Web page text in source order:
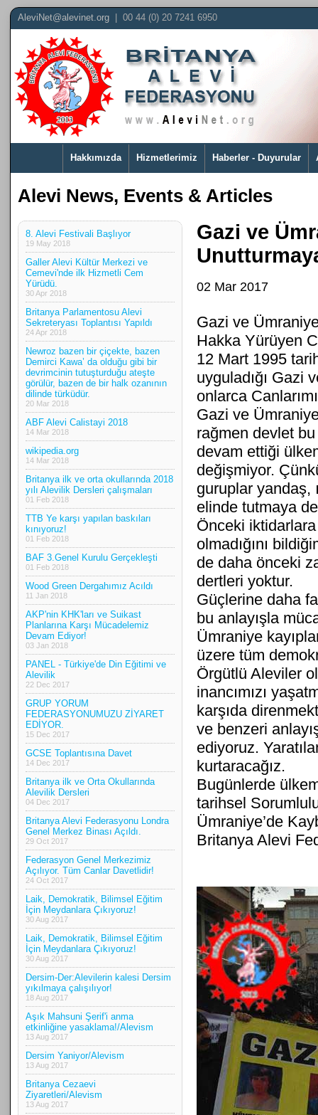
AleviNet@alevinet.org | 00 44 (0) 20 7241 6950
Hakkımızda Hizmetlerimiz Haberler - Duyurular
Alevi News, Events & Articles
8. Alevi Festivali Başlıyor
19 May 2018
Galler Alevi Kültür Merkezi ve
Cemevi'nde ilk Hizmetli Cem
Yürüdü.
30 Apr 2018
Britanya Parlamentosu Alevi
Sekreteryası Toplantısı Yapıldı
24 Apr 2018
Newroz bazen bir çiçekte, bazen
Demirci Kawa’ da olduğu gibi bir
devrimcinin tutuşturduğu ateşte
görülür, bazen de bir halk ozanının
dilinde türküdür.
20 Mar 2018
ABF Alevi Calistayi 2018
14 Mar 2018
wikipedia.org
14 Mar 2018
Britanya ilk ve orta okullarında 2018
yılı Alevilik Dersleri çalışmaları
01 Feb 2018
TTB Ye karşı yapılan baskıları
kınıyoruz!
01 Feb 2018
BAF 3.Genel Kurulu Gerçekleşti
01 Feb 2018
Wood Green Dergahımız Acıldı
11 Jan 2018
AKP'nin KHK'ları ve Suikast
Planlarına Karşı Mücadelemiz
Devam Ediyor!
03 Jan 2018
PANEL - Türkiye'de Din Eğitimi ve
Alevilik
22 Dec 2017
GRUP YORUM
FEDERASYONUMUZU ZİYARET
EDİYOR.
15 Dec 2017
GCSE Toplantısına Davet
14 Dec 2017
Britanya ilk ve Orta Okullarında
Alevilik Dersleri
04 Dec 2017
Britanya Alevi Federasyonu Londra
Genel Merkez Binası Açıldı.
29 Oct 2017
Federasyon Genel Merkezimiz
Açılıyor. Tüm Canlar Davetlidir!
24 Oct 2017
Laik, Demokratik, Bilimsel Eğitim
İçin Meydanlara Çıkıyoruz!
30 Aug 2017
Laik, Demokratik, Bilimsel Eğitim
İçin Meydanlara Çıkıyoruz!
30 Aug 2017
Dersim-Der:Alevilerin kalesi Dersim
yıkılmaya çalışılıyor!
18 Aug 2017
Aşık Mahsuni Şerif'i anma
etkinliğine yasaklama!/Alevism
13 Aug 2017
Dersim Yaniyor/Alevism
13 Aug 2017
Britanya Cezaevi
Ziyaretleri/Alevism
13 Aug 2017
Gazi ve
02 Mar 2017
Gazi ve
Hakka Yürüyen
12 Mart 1995
uyguladığı Gazi
onlarca
Gazi ve
rağmen devlet
devam ettiği
değişmiyor.
guruplar yandaş,
elinde tutmaya
Önceki
olmadığını
de daha önceki
dertleri yoktur.
Güçlerine daha
bu anlayışla
Ümraniye
üzere tüm
Örgütlü Aleviler
inancımızı
karşıda
ve benzeri
ediyoruz.
kurtaracağız.
Bugünlerde
tarihsel
Ümraniye’de
Britanya Alevi